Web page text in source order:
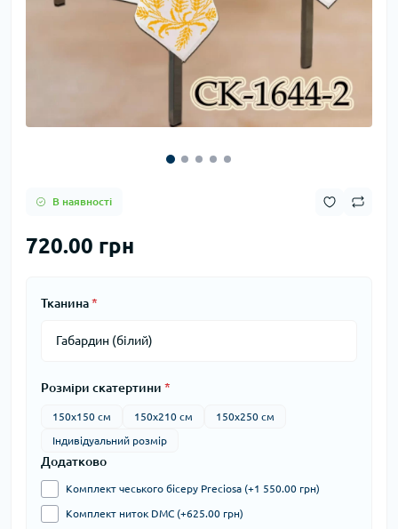
В наявності
720.00 грн
Тканина*
Розміри скатертини *
150х150 см 150х210 см 150х250 см
Індивідуальний розмір
Додатково
Комплект чеського бісеру Preciosa (+1 550.00 грн)
Комплект ниток DMC (+625.00 грн)